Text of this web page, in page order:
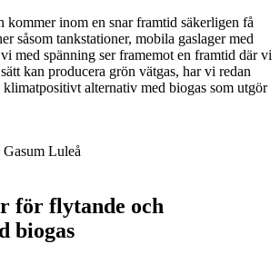
kommer inom en snar framtid säkerligen få
såsom tankstationer, mobila gaslager med
med spänning ser framemot en framtid där vi
kan producera grön vätgas, har vi redan
alternativ med biogas som utgör
för flytande och
biogas